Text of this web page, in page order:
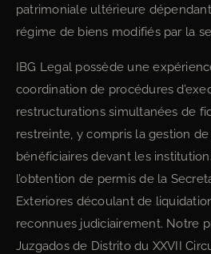
patrimoniale ultérieure
régime de biens modifiés par la
IBG Legal possède une
coordination de procédures
restructurations simultanées de
restreinte, y compris la gestion
bénéficiaires devant les
l’obtention de permis de la
Exteriores découlant de
reconnues judiciairement. Notre
Juzgados de Distrito du XXVII